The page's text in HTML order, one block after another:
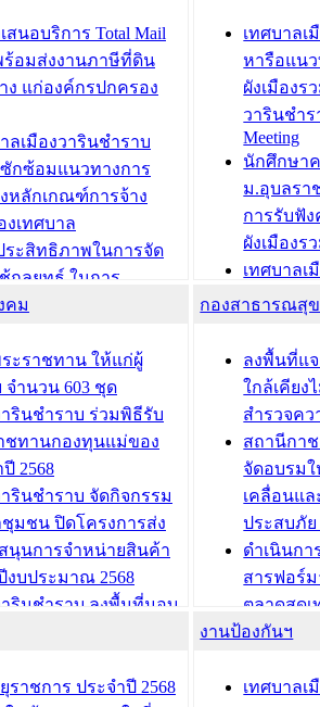
องถิ่นเทศบาลเมือง
เนินการมอบทะเบียน
บัตรประจำตัว
ประเภท 8 แก่บุคคลที่
อในทะเบียนบ้าน
นไม่มีสัญชาติไทยได้รับ
ที่อยู่
มการประเมินผลการ
อง สำนัก/กอง/
ฒนาเด็กเล็ก/สถานธนา
ประชุมที
ชีวา สร้า
ขับเคลื่อน
“เมืองแห่
บทความ อื่นๆ ...
นอบริการ Total Mail
ร้อมส่งงานภาษีที่ดิน
ง แก่องค์กรปกครอง
ลเมืองวารินชำราบ
กซ้อมแนวทางการ
หลักเกณฑ์การจ้าง
งเทศบาล
ระสิทธิภาพในการจัด
กลยุทธ์ ในการ
รายได้ ประจำปี พ.ศ.
ารินชำราบ ร่วมการ
ระดับนานาชาติและ
นวัตกรรมท้องถิ่น 2568
มนักวิจัยดีเด่นจาก
การทะเบียนภาษีป้าย
คารพาณิชย์ บริเวณ
ะถนนประทุมเทพภักดี
เทศบาลเ
หารือแน
ผังเมืองร
วารินชำร
Meeting
นักศึกษา
ม.อุบลรา
การรับฟั
ผังเมืองร
เทศบาลเ
โครงการ
เทศบาล
รับฟังคว
ผังเมือง
วารินชำ
เทศบาล
ซักซ้อมแ
ประโยช
บทความ อื่นๆ ...
คม
ะราชทาน ให้แก่ผู้
ำนวน 603 ชุด
ารินชำราบ ร่วมพิธีรับ
ชทานกองทุนแม่ของ
2568
ารินชำราบ จัดกิจกรรม
มชน ปิดโครงการส่ง
นุนการจำหน่ายสินค้า
บประมาณ 2568
ารินชำราบ ลงพื้นที่มอบ
ศัย ณ ศูนย์พักพิง
คม เทศบาลเมือง
กองสาธารณสุ
ลงพื้นที่แ
ใกล้เคียง
สำรวจค
สถานีกา
จัดอบรม
เคลื่อนแ
ประสบภั
ดำเนินกา
สารฟอร์
ตลาดสดเ
วารินชำร
ถนนแก่เ
ราชการ ประจำปี 2568
งานป้องกันฯ
เทศบาลเ